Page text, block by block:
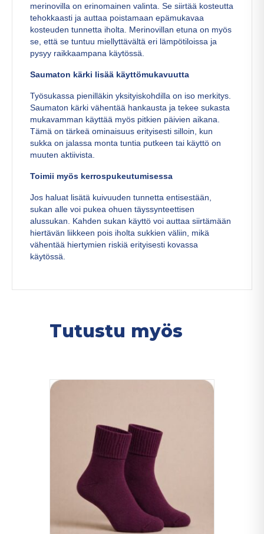
merinovilla on erinomainen valinta. Se siirtää kosteutta
tehokkaasti ja auttaa poistamaan epämukavaa
kosteuden tunnetta iholta. Merinovillan etuna on myös
se, että se tuntuu miellyttävältä eri lämpötiloissa ja
pysyy raikkaampana käytössä.
Saumaton kärki lisää käyttömukavuutta
Työsukassa pienilläkin yksityiskohdilla on iso merkitys.
Saumaton kärki vähentää hankausta ja tekee sukasta
mukavamman käyttää myös pitkien päivien aikana.
Tämä on tärkeä ominaisuus erityisesti silloin, kun
sukka on jalassa monta tuntia putkeen tai käyttö on
muuten aktiivista.
Toimii myös kerrospukeutumisessa
Jos haluat lisätä kuivuuden tunnetta entisestään,
sukan alle voi pukea ohuen täyssynteettisen
alussukan. Kahden sukan käyttö voi auttaa siirtämään
hiertävän liikkeen pois iholta sukkien väliin, mikä
vähentää hiertymien riskiä erityisesti kovassa
käytössä.
Tutustu myös